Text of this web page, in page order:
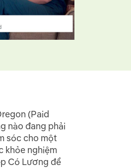
(Paid
nào đang phải
sóc cho một
khỏe nghiệm
Có Lương để